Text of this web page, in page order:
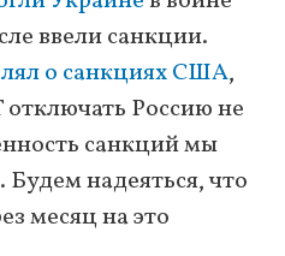
ввели санкции.
о санкциях США,
отключать Россию не
санкций мы
надеяться, что
месяц на это